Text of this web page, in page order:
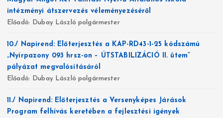
intézményi átszervezés véleményezéséről
Előadó: Dubay László polgármester
10./ Napirend: Előterjesztés a KAP-RD43-1-25 kódszámú
„Nyírpazony 093 hrsz-on – ÚTSTABILIZÁCIÓ II. ütem”
pályázat megvalósításáról
Előadó: Dubay László polgármester
11./ Napirend: Előterjesztés a Versenyképes Járások
Program felhívás keretében a fejlesztési igények